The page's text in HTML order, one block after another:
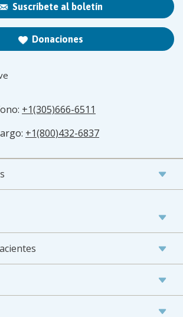
Suscríbete al boletín
Donaciones
+1(305)666-6511
+1(800)432-6837